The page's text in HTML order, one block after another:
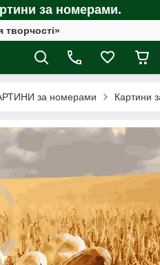
за номерами.
творчості»
за номерами Картини